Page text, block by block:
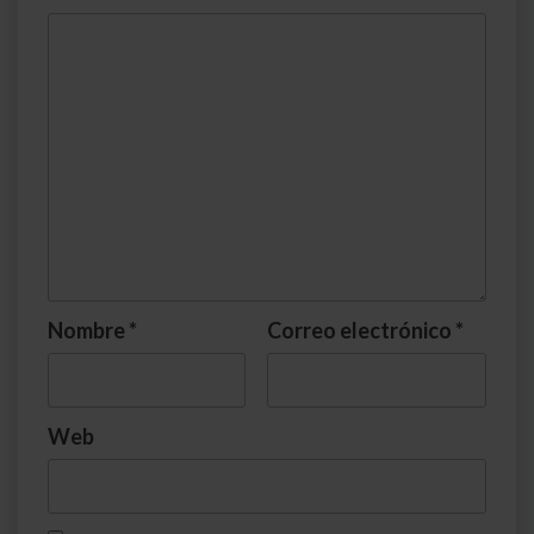
Nombre * Correo electrónico *
Web